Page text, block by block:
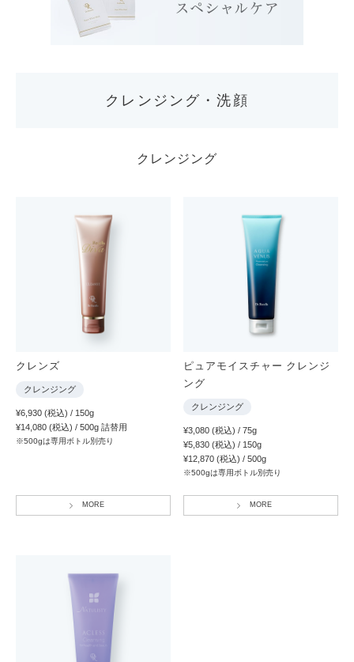
クレンジング・洗顔
クレンジング
クレンズ
クレンジング
¥6,930 (税込) / 150g
¥14,080 (税込) / 500g 詰替用
※500gは専用ボトル別売り
MORE
ピュアモイスチャー クレンジ
ング
クレンジング
¥3,080 (税込) / 75g
¥5,830 (税込) / 150g
¥12,870 (税込) / 500g
※500gは専用ボトル別売り
MORE